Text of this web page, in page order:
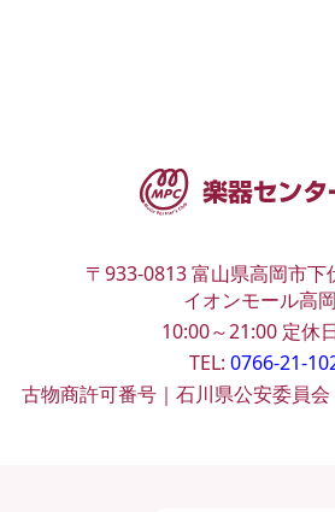
〒933-0813 富山県高岡市下
イオンモール高
10:00～21:00 定休
TEL: 0766-21-
古物商許可番号｜石川県公安委員